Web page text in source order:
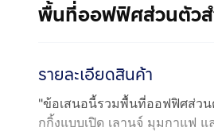
พื้นที่ออฟฟิศส่วนตัวส
รายละเอียดสินค้า
"ข้อเสนอนี้รวมพื้นที่ออฟฟิศส่วน
กกิ้งแบบเปิด เลานจ์ มุมกาแฟ